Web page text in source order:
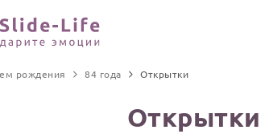
рождения 84 года Открытки